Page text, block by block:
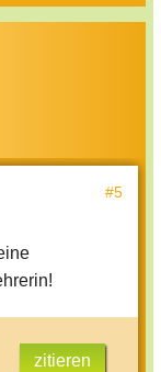
#5
zitieren